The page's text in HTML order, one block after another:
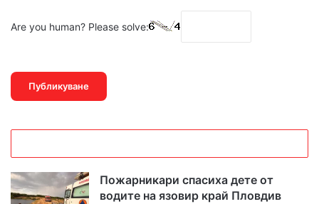
Are you human? Please solve:
Пожарникари спасиха дете от
водите на язовир край Пловдив